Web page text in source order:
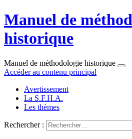
Manuel de
historique
Manuel de méthodologie historique
Accéder au contenu principal
Avertissement
La S.F.H.A.
Les thèmes
Rechercher :